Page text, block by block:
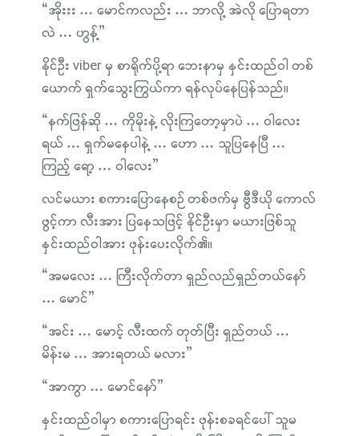
“အိုးးး … မောင်ကလည်း … ဘာလို့ အဲလို ပြောရတာ
လဲ … ဟွန့်”
နိုင်ဦး viber မှ စာရိုက်ပို့ရာ ဘေးနာမှ နှင်းထည်ဝါ တစ်
ယောက် ရှက်သွေးကြွယ်ကာ ရန်လုပ်နေပြန်သည်။
“နက်ဖြန်ဆို … ကိုမိုးနဲ့ လိုးကြတော့မှာပဲ … ဝါလေး
ရယ် … ရှက်မနေပါနဲ့ … ဟော … သူပြနေပြီ …
ကြည့် ရော့ … ဝါလေး”
လင်မယား စကားပြောနေစဉ် တစ်ဖက်မှ ဗွီဒီယို ကောလ်
ဖွင့်ကာ လီးအား ပြနေသဖြင့် နိုင်ဦးမှာ မယားဖြစ်သူ
နှင်းထည်ဝါအား ဖုန်းပေးလိုက်၏။
“အမလေး … ကြီးလိုက်တာ ရှည်လည်ရှည်တယ်နော်
… မောင်”
“အင်း … မောင့် လီးထက် တုတ်ပြီး ရှည်တယ် …
မိန်းမ … အားရတယ် မလား”
“အာကွာ … မောင်နော်”
နှင်းထည်ဝါမှာ စကားပြောရင်း ဖုန်းစခရင်ပေါ် သူမ